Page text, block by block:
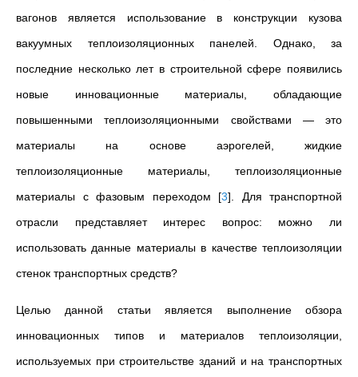
вагонов является использование в конструкции кузова
вакуумных теплоизоляционных панелей. Однако, за
последние несколько лет в строительной сфере появились
новые инновационные материалы, обладающие
повышенными теплоизоляционными свойствами — это
материалы на основе аэрогелей, жидкие
теплоизоляционные материалы, теплоизоляционные
материалы с фазовым переходом [3] . Для транспортной
отрасли представляет интерес вопрос: можно ли
использовать данные материалы в качестве теплоизоляции
стенок транспортных средств?
Целью данной статьи является выполнение обзора
инновационных типов и материалов теплоизоляции,
используемых при строительстве зданий и на транспортных